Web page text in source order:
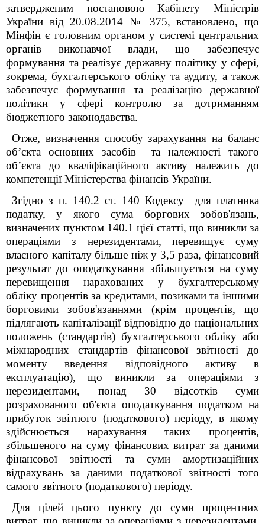
затвердженим постановою Кабінету Міністрів
України від 20.08.2014 № 375, встановлено, що
Мінфін є головним органом у системі центральних
органів виконавчої влади, що забезпечує
формування та реалізує державну політику у сфері,
зокрема, бухгалтерського обліку та аудиту, а також
забезпечує формування та реалізацію державної
політики у сфері контролю за дотриманням
бюджетного законодавства.
Отже, визначення способу зарахування на баланс
об’єкта основних засобів та належності такого
об’єкта до кваліфікаційного активу належить до
компетенції Міністерства фінансів України.
Згідно з п. 140.2 ст. 140 Кодексу для платника
податку, у якого сума боргових зобов'язань,
визначених пунктом 140.1 цієї статті, що виникли за
операціями з нерезидентами, перевищує суму
власного капіталу більше ніж у 3,5 раза, фінансовий
результат до оподаткування збільшується на суму
перевищення нарахованих у бухгалтерському
обліку процентів за кредитами, позиками та іншими
борговими зобов'язаннями (крім процентів, що
підлягають капіталізації відповідно до національних
положень (стандартів) бухгалтерського обліку або
міжнародних стандартів фінансової звітності до
моменту введення відповідного активу в
експлуатацію), що виникли за операціями з
нерезидентами, понад 30 відсотків суми
розрахованого об'єкта оподаткування податком на
прибуток звітного (податкового) періоду, в якому
здійснюється нарахування таких процентів,
збільшеного на суму фінансових витрат за даними
фінансової звітності та суми амортизаційних
відрахувань за даними податкової звітності того
самого звітного (податкового) періоду.
Для цілей цього пункту до суми процентних